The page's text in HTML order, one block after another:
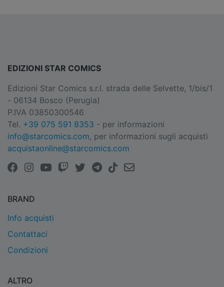
EDIZIONI STAR COMICS
Edizioni Star Comics s.r.l. strada delle Selvette, 1/bis/1
- 06134 Bosco (Perugia)
P.IVA 03850300546
Tel. +39 075 591 8353 - per informazioni
info@starcomics.com, per informazioni sugli acquisti
acquistaonline@starcomics.com
BRAND
Info acquisti
Contattaci
Condizioni
ALTRO